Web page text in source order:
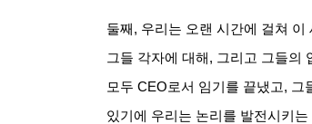
둘째, 우리는 오랜 시간에 걸쳐
그들 각자에 대해, 그리고 그들의
모두 CEO로서 임기를 끝냈고, 그
있기에 우리는 논리를 발전시키